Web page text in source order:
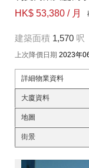
HK$ 53,380 / 月
建築面積 1,570 呎
上次降價日期 2023年
詳細物業資料
大廈資料
地圖
街景